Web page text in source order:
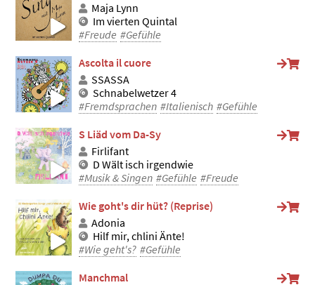
Maja Lynn
Im vierten Quintal
#Freude #Gefühle
Ascolta il cuore
SSASSA
Schnabelwetzer 4
#Fremdsprachen #Italienisch #Gefühle
S Liäd vom Da-Sy
Firlifant
D Wält isch irgendwie
#Musik & Singen #Gefühle #Freude
Wie goht's dir hüt? (Reprise)
Adonia
Hilf mir, chlini Änte!
#Wie geht's? #Gefühle
Manchmal